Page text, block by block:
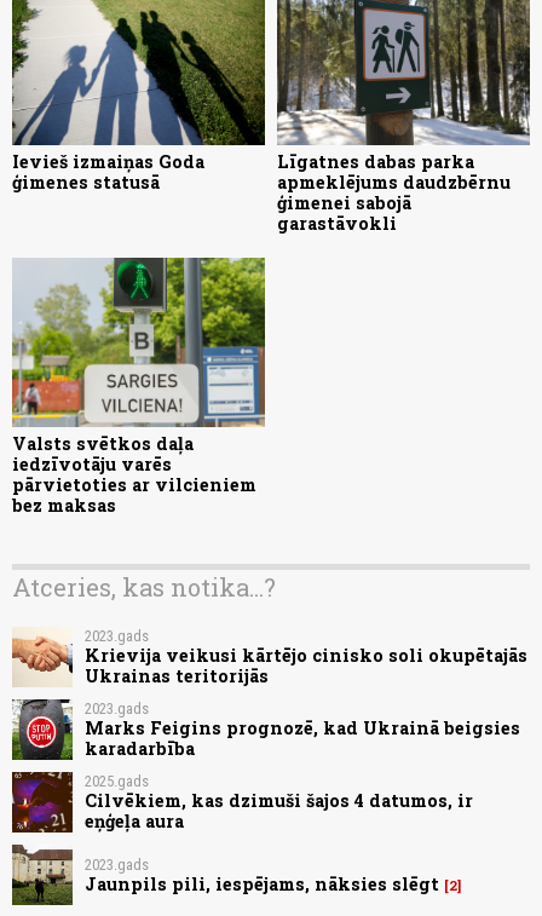
Ievieš izmaiņas Goda
ģimenes statusā
Līgatnes dabas parka
apmeklējums daudzbērnu
ģimenei sabojā
garastāvokli
Valsts svētkos daļa
iedzīvotāju varēs
pārvietoties ar vilcieniem
bez maksas
Atceries, kas notika...?
2023.gads
Krievija veikusi kārtējo cinisko soli okupētajās
Ukrainas teritorijās
2023.gads
Marks Feigins prognozē, kad Ukrainā beigsies
karadarbība
2025.gads
Cilvēkiem, kas dzimuši šajos 4 datumos, ir
eņģeļa aura
2023.gads
Jaunpils pili, iespējams, nāksies slēgt 2